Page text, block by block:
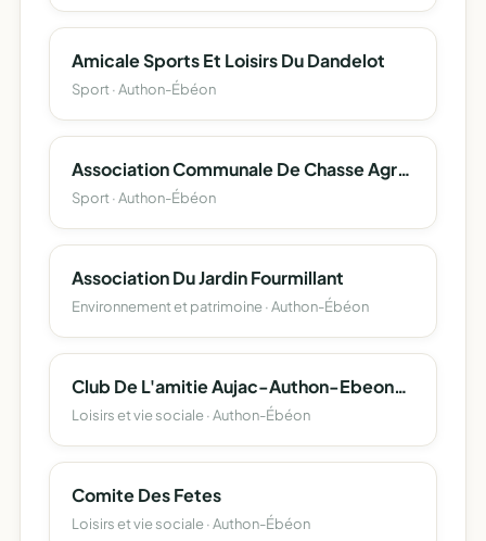
Amicale Sports Et Loisirs Du Dandelot
Sport · Authon-Ébéon
Association Communale De Chasse Agreee D'authon-Ebeon
Sport · Authon-Ébéon
Association Du Jardin Fourmillant
Environnement et patrimoine · Authon-Ébéon
Club De L'amitie Aujac-Authon-Ebeon-Sainte-Meme
Loisirs et vie sociale · Authon-Ébéon
Comite Des Fetes
Loisirs et vie sociale · Authon-Ébéon